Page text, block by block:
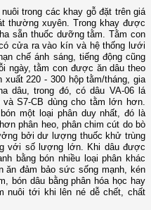
trong các khay gỗ đặt trên giá
thường xuyên. Trong khay được
sẵn thuốc dưỡng tằm. Tằm con
cửa ra vào kín và hệ thống lưới
chế ánh sáng, tiếng động cũng
ngày, tằm con được ăn dâu theo
220 - 300 hộp tằm/tháng, gia
dâu, trong đó, có dâu VA-06 lá
S7-CB dùng cho tằm lớn hơn.
một loại phân duy nhất, đó là
phân heo, phân chim cút do bò
bởi dư lượng thuốc khử trùng
với số lượng lớn. Khi dâu được
bằng bón nhiều loại phân khác
ăn đảm bảo sức sống mạnh, kén
bón dâu bằng phân hóa học hay
nuôi tới khi lên né dễ chết, chất